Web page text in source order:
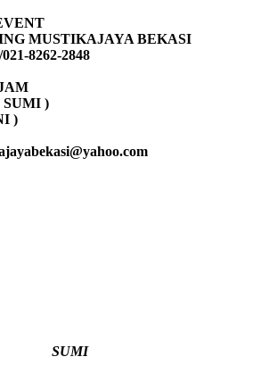
MUSTIKAJAYA BEKASI
8262-2848
SUMI )
)
SUMI